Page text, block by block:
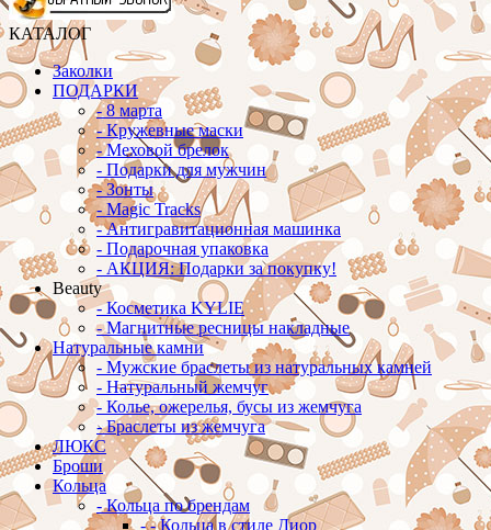
КАТАЛОГ
Заколки
ПОДАРКИ
-8 марта
-Кружевные маски
-Меховой брелок
- Подарки для мужчин
-Зонты
-Magic Tracks
-Антигравитационная машинка
- Подарочная упаковка
- АКЦИЯ: Подарки за покупку!
Beauty
-Косметика KYLIE
-Магнитные ресницы накладные
Натуральные камни
- Мужские браслеты из натуральных камней
- Натуральный жемчуг
- Колье, ожерелья, бусы из жемчуга
-Браслеты из жемчуга
ЛЮКС
Броши
Кольца
-Кольца по брендам
--Кольца в стиле Диор